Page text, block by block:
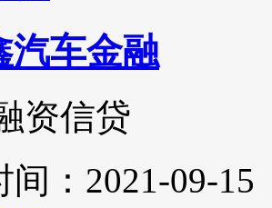
汽车金融
资信贷
间：2021-09-15